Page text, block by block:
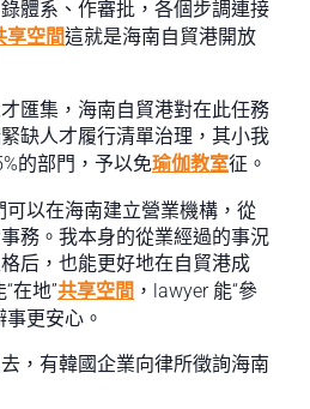
體系、作審批，各個步調連接
享空間這就是海南自貿港開放
匯集，海南自貿港對在此任務
缺人才履行清單治理，其小我
的部門，予以免瑜伽教室征。
可以在海南建立營業機構，從
務。我本身的從業經過的事況
后，也能更好地在自貿港成
在地”共享空間 ，lawyer 能“參
更安心。
，有韓國企業向律所徵詢海南